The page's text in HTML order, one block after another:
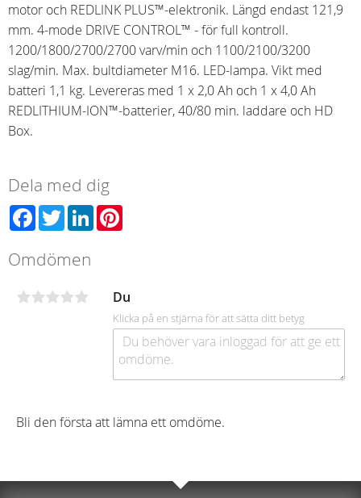
motor och REDLINK PLUS™-elektronik. Längd endast 121,9
mm. 4-mode DRIVE CONTROL™ - för full kontroll.
1200/1800/2700/2700 varv/min och 1100/2100/3200
slag/min. Max. bultdiameter M16. LED-lampa. Vikt med
batteri 1,1 kg. Levereras med 1 x 2,0 Ah och 1 x 4,0 Ah
REDLITHIUM-ION™-batterier, 40/80 min. laddare och HD
Box.
Dela med dig
Facebook
TwitterLinkedIn
Omdömen
Du
Klicka på en stjärna för att sätta ditt betyg
Bli den första att lämna ett omdöme.